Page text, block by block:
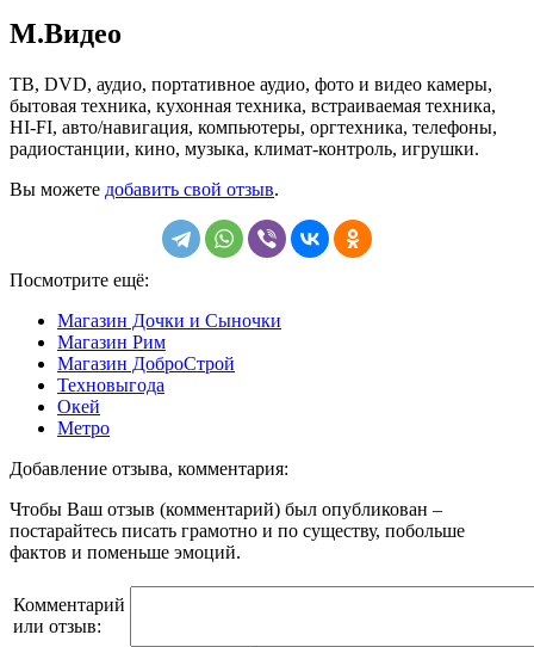
М.Видео
ТВ, DVD, аудио, портативное аудио, фото и видео камеры,
бытовая техника, кухонная техника, встраиваемая техника,
HI-FI, авто/навигация, компьютеры, оргтехника, телефоны,
радиостанции, кино, музыка, климат-контроль, игрушки.
Вы можете добавить свой отзыв.
Посмотрите ещё:
Магазин Дочки и Сыночки
Магазин Рим
Магазин ДоброСтрой
Техновыгода
Окей
Метро
Добавление отзыва, комментария:
Чтобы Ваш отзыв (комментарий) был опубликован –
постарайтесь писать грамотно и по существу, побольше
фактов и поменьше эмоций.
Комментарий
или отзыв: